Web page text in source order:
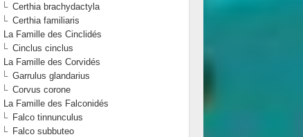
Certhia brachydactyla
Certhia familiaris
La Famille des Cinclidés
Cinclus cinclus
La Famille des Corvidés
Garrulus glandarius
Corvus corone
La Famille des Falconidés
Falco tinnunculus
Falco subbuteo